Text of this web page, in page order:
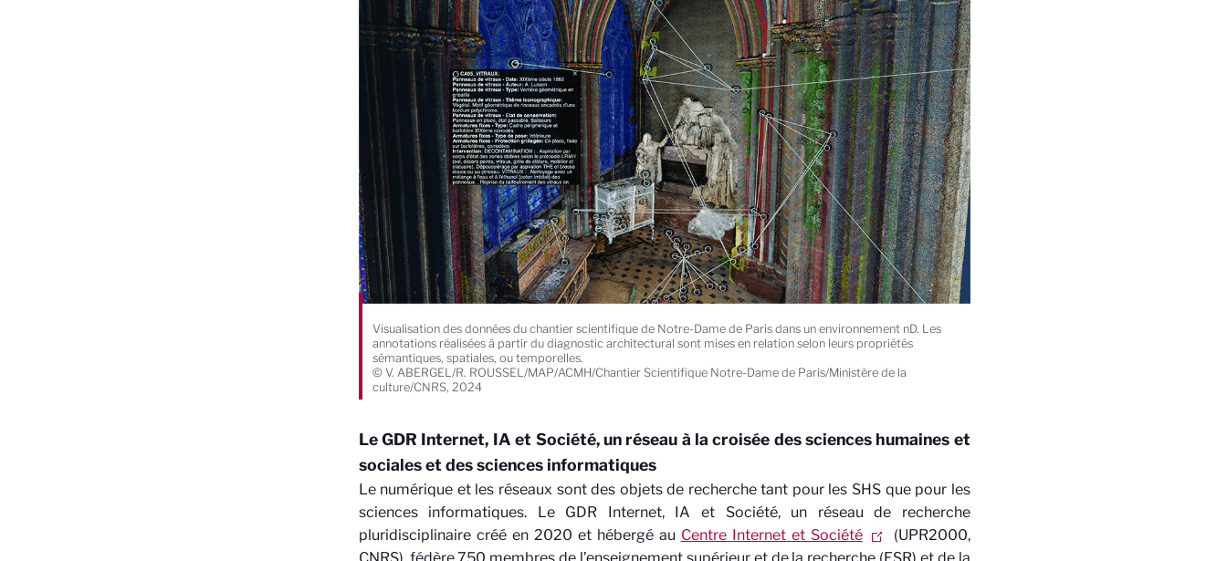
Visualisation des données du chantier scientifique de Notre-Dame de Paris dans un environnement nD. Les
annotations réalisées à partir du diagnostic architectural sont mises en relation selon leurs propriétés
sémantiques, spatiales, ou temporelles.
© V. ABERGEL/R. ROUSSEL/MAP/ACMH/Chantier Scientifique Notre-Dame de Paris/Ministère de la
culture/CNRS, 2024
Le GDR Internet, IA et Société, un réseau à la croisée des sciences humaines et
sociales et des sciences informatiques
Le numérique et les réseaux sont des objets de recherche tant pour les SHS que pour les
sciences informatiques. Le GDR Internet, IA et Société, un réseau de recherche
pluridisciplinaire créé en 2020 et hébergé au Centre Internet et Société
(UPR2000,